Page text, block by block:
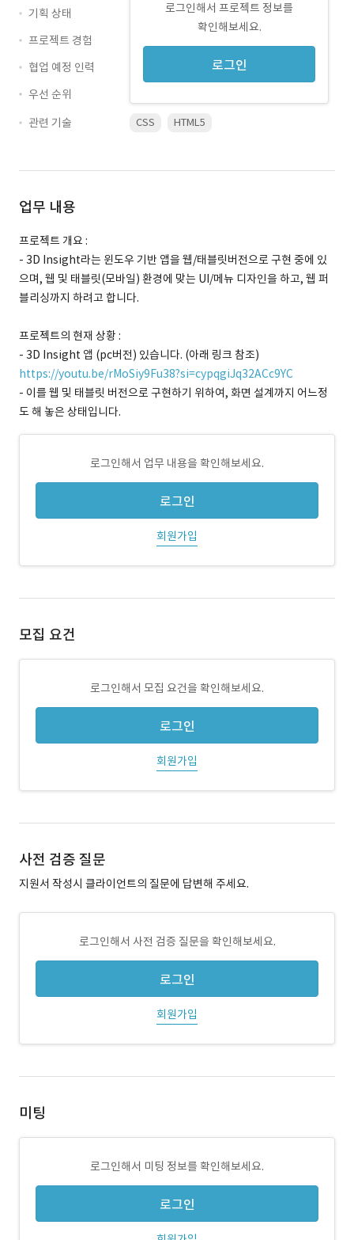
로그인해서 프로젝트 정보를
확인해보세요.
로그인
기획 상태
프로젝트 경험
협업 예정 인력
우선 순위
관련 기술
CSS HTML5
업무 내용
프로젝트 개요 :
- 3D Insight라는 윈도우 기반 앱을 웹/태블릿버전으로 구현 중에 있
으며, 웹 및 태블릿(모바일) 환경에 맞는 UI/메뉴 디자인을 하고, 웹 퍼
블리싱까지 하려고 합니다.
프로젝트의 현재 상황 :
- 3D Insight 앱 (pc버전) 있습니다. (아래 링크 참조)
https://youtu.be/rMoSiy9Fu38?si=cypqgiJq32ACc9YC
- 이를 웹 및 태블릿 버전으로 구현하기 위하여, 화면 설계까지 어느정
도 해 놓은 상태입니다.
로그인해서 업무 내용을 확인해보세요.
로그인
회원가입
모집 요건
로그인해서 모집 요건을 확인해보세요.
로그인
회원가입
사전 검증 질문
지원서 작성시 클라이언트의 질문에 답변해 주세요.
로그인해서 사전 검증 질문을 확인해보세요.
로그인
회원가입
미팅
로그인해서 미팅 정보를 확인해보세요.
로그인